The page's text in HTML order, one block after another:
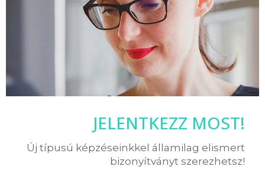
JELENTKEZZ MOST!
Új típusú képzéseinkkel államilag elismert
bizonyítványt szerezhetsz!